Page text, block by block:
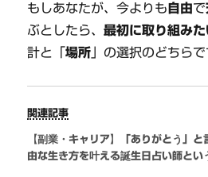
もしあなたが、今よりも 自由で
ぶとしたら、最初に取り組みた
計と「場所 」の選択のどちら
関連記事
【副業・キャリア】「ありがとう」
由な生き方を叶える誕生日占い師とい